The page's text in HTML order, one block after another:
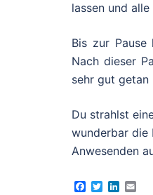
lassen und
Bis zur Pause
Nach dieser
sehr gut getan
Du strahlst
wunderbar die
Anwesenden
Facebook
Twitter